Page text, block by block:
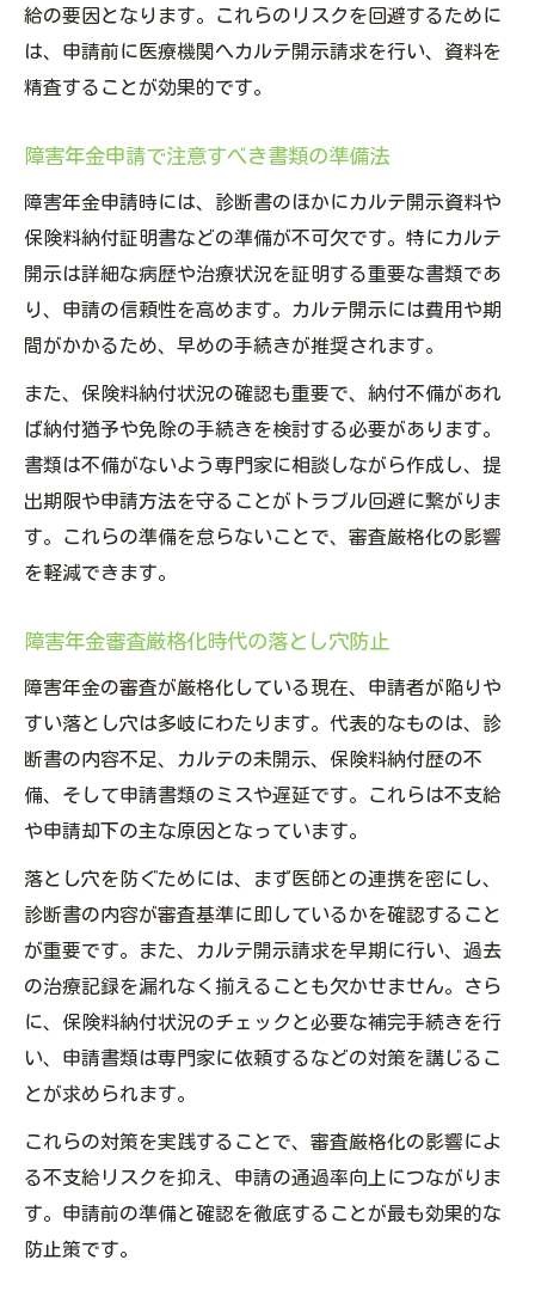
給の要因となります。これらのリスクを回避するために
は、申請前に医療機関へカルテ開示請求を行い、資料を
精査することが効果的です。
障害年金申請で注意すべき書類の準備法
障害年金申請時には、診断書のほかにカルテ開示資料や
保険料納付証明書などの準備が不可欠です。特にカルテ
開示は詳細な病歴や治療状況を証明する重要な書類であ
り、申請の信頼性を高めます。カルテ開示には費用や期
間がかかるため、早めの手続きが推奨されます。
また、保険料納付状況の確認も重要で、納付不備があれ
ば納付猶予や免除の手続きを検討する必要があります。
書類は不備がないよう専門家に相談しながら作成し、提
出期限や申請方法を守ることがトラブル回避に繋がりま
す。これらの準備を怠らないことで、審査厳格化の影響
を軽減できます。
障害年金審査厳格化時代の落とし穴防止
障害年金の審査が厳格化している現在、申請者が陥りや
すい落とし穴は多岐にわたります。代表的なものは、診
断書の内容不足、カルテの未開示、保険料納付歴の不
備、そして申請書類のミスや遅延です。これらは不支給
や申請却下の主な原因となっています。
落とし穴を防ぐためには、まず医師との連携を密にし、
診断書の内容が審査基準に即しているかを確認すること
が重要です。また、カルテ開示請求を早期に行い、過去
の治療記録を漏れなく揃えることも欠かせません。さら
に、保険料納付状況のチェックと必要な補完手続きを行
い、申請書類は専門家に依頼するなどの対策を講じるこ
とが求められます。
これらの対策を実践することで、審査厳格化の影響によ
る不支給リスクを抑え、申請の通過率向上につながりま
す。申請前の準備と確認を徹底することが最も効果的な
防止策です。